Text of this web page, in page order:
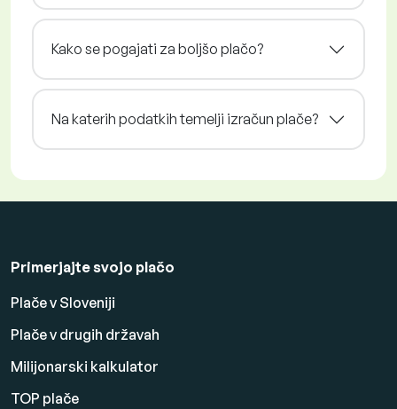
Kako se pogajati za boljšo plačo?
Na katerih podatkih temelji izračun plače?
Primerjajte svojo plačo
Plače v Sloveniji
Plače v drugih državah
Milijonarski kalkulator
TOP plače